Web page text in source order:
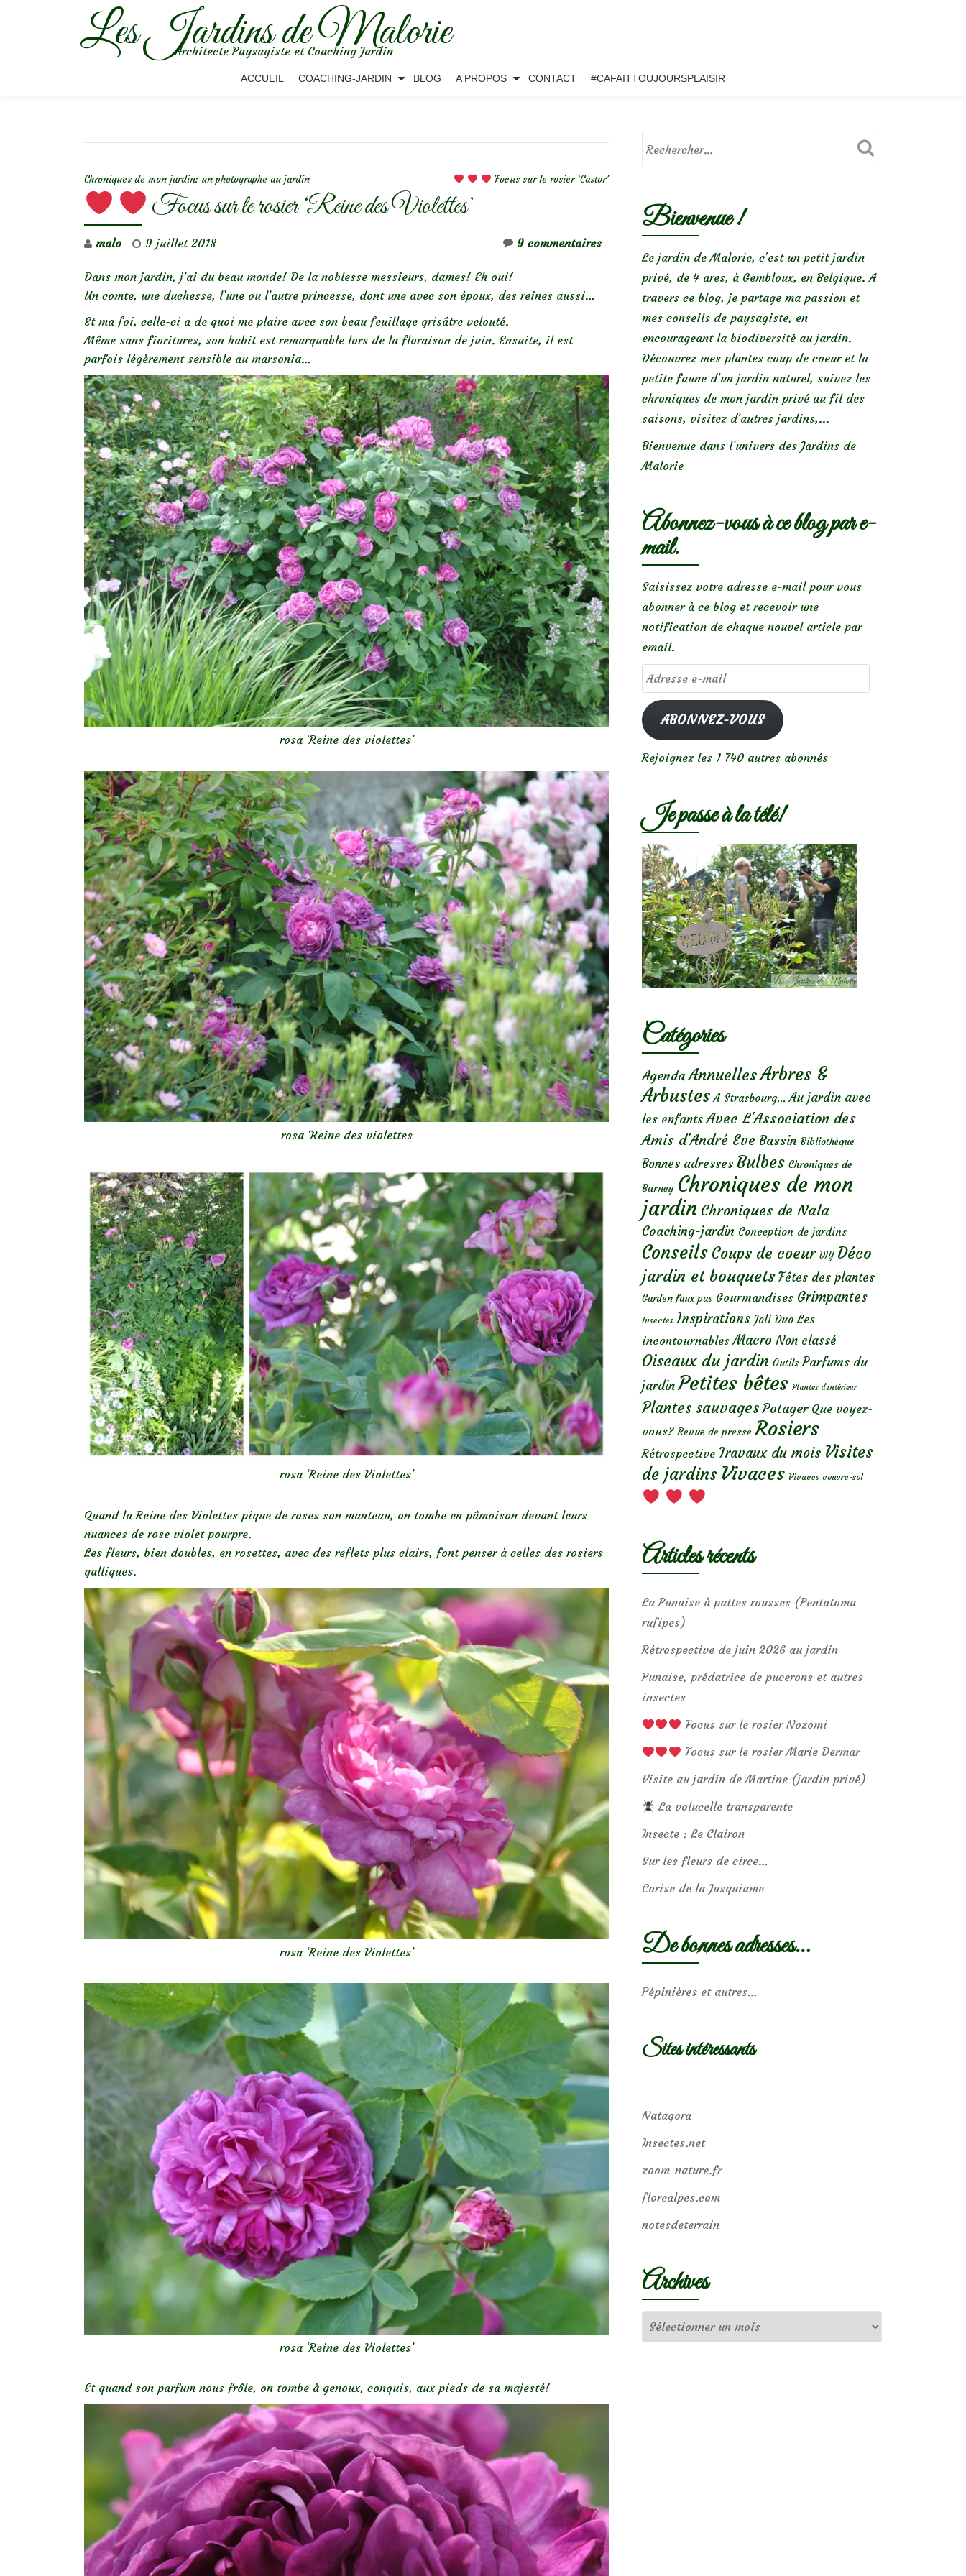
Les Jardins de Malorie
Architecte Paysagiste et Coaching Jardin
ACCUEIL COACHING-JARDIN BLOG A PROPOS CONTACT #CAFAITTOUJOURSPLAISIR
Chroniques de mon jardin: un photographe au jardin Focus sur le rosier ‘Castor’
Focus sur le rosier ‘Reine des Violettes’
malo 9 juillet 2018 9 commentaires
Dans mon jardin, j’ai du beau monde! De la noblesse messieurs, dames! Eh oui!
Un comte, une duchesse, l’une ou l’autre princesse, dont une avec son époux, des reines aussi…
Et ma foi, celle-ci a de quoi me plaire avec son beau feuillage grisâtre velouté.
Même sans fioritures, son habit est remarquable lors de la floraison de juin. Ensuite, il est
parfois légèrement sensible au marsonia…
rosa ‘Reine des violettes’
rosa ‘Reine des violettes
rosa ‘Reine des Violettes’
Quand la Reine des Violettes pique de roses son manteau, on tombe en pâmoison devant leurs
nuances de rose violet pourpre.
Les fleurs, bien doubles, en rosettes, avec des reflets plus clairs, font penser à celles des rosiers
galliques.
rosa ‘Reine des Violettes’
rosa ‘Reine des Violettes’
Et quand son parfum nous frôle, on tombe à genoux, conquis, aux pieds de sa majesté!
Bienvenue !
Le jardin de Malorie, c'est un petit jardin
privé, de 4 ares, à Gembloux, en Belgique. A
travers ce blog, je partage ma passion et
mes conseils de paysagiste, en
encourageant la biodiversité au jardin.
Découvrez mes plantes coup de coeur et la
petite faune d’un jardin naturel, suivez les
chroniques de mon jardin privé au fil des
saisons, visitez d’autres jardins,...
Bienvenue dans l’univers des Jardins de
Malorie
Abonnez-vous à ce blog par e-
mail.
Saisissez votre adresse e-mail pour vous
abonner à ce blog et recevoir une
notification de chaque nouvel article par
email.
Adresse
e-
mailABONNEZ-VOUS
Rejoignez les 1 740 autres abonnés
Je passe à la télé!
Catégories
Agenda AnnuellesArbres &
Arbustes A Strasbourg... Au jardin avec
les enfants Avec L'Association des
Amis d'André Eve Bassin Bibliothèque
Bonnes adresses Bulbes Chroniques de
Barney Chroniques de mon
jardin Chroniques de Nala
Coaching-jardin Conception de jardins
Conseils Coups de coeur DIY Déco
jardin et bouquets Fêtes des plantes
Garden faux pas Gourmandises Grimpantes
Insectes Inspirations Joli Duo Les
incontournables Macro Non classé
Oiseaux du jardin Outils Parfums du
jardin Petites bêtes Plantes d’intérieur
Plantes sauvages Potager Que voyez-
vous? Revue de presse Rosiers
Rétrospective Travaux du mois Visites
de jardins Vivaces Vivaces couvre-sol
Articles récents
La Punaise à pattes rousses (Pentatoma
rufipes)
Rétrospective de juin 2026 au jardin
Punaise, prédatrice de pucerons et autres
insectes
Focus sur le rosier Nozomi
Focus sur le rosier Marie Dermar
Visite au jardin de Martine (jardin privé)
La volucelle transparente
Insecte : Le Clairon
Sur les fleurs de circe…
Corise de la Jusquiame
De bonnes adresses…
Pépinières et autres…
Sites intéressants
Natagora
Insectes.net
zoom-nature.fr
florealpes.com
notesdeterrain
Archives
Archives